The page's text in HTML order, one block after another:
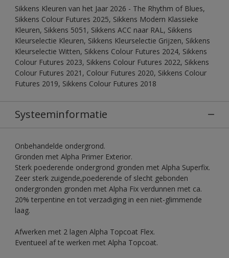
Sikkens Kleuren van het Jaar 2026 - The Rhythm of Blues,
Sikkens Colour Futures 2025, Sikkens Modern Klassieke
Kleuren, Sikkens 5051, Sikkens ACC naar RAL, Sikkens
Kleurselectie Kleuren, Sikkens Kleurselectie Grijzen, Sikkens
Kleurselectie Witten, Sikkens Colour Futures 2024, Sikkens
Colour Futures 2023, Sikkens Colour Futures 2022, Sikkens
Colour Futures 2021, Colour Futures 2020, Sikkens Colour
Futures 2019, Sikkens Colour Futures 2018
Systeeminformatie
Onbehandelde ondergrond.
Gronden met Alpha Primer Exterior.
Sterk poederende ondergrond gronden met Alpha Superfix.
Zeer sterk zuigende,poederende of slecht gebonden
ondergronden gronden met Alpha Fix verdunnen met ca.
20% terpentine en tot verzadiging in een niet-glimmende
laag.
Afwerken met 2 lagen Alpha Topcoat Flex.
Eventueel af te werken met Alpha Topcoat.